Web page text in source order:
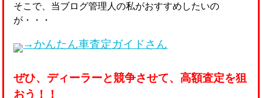
そこで、当ブログ管理人の私がおすすめしたいの
が・・・
→かんたん車査定ガイドさん
ぜひ、ディーラーと競争させて、高額査定を狙
おう！！